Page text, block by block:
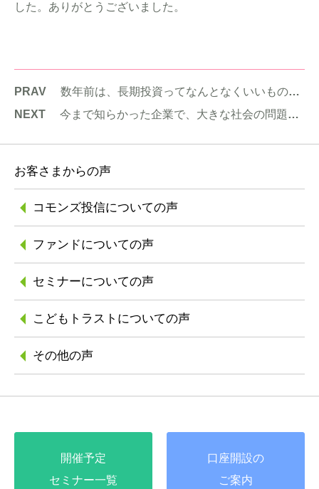
した。ありがとうございました。
PRAV
数年前は、長期投資ってなんとなくいいものだ、くらいの認識でしたが、今では、なぜ良いのか、ということが自分のなかでかなり明確になってきた気がします。
NEXT
今まで知らかった企業で、大きな社会の問題に取組み成長していくところに共感しました。
お客さまからの声
コモンズ投信についての声
ファンドについての声
セミナーについての声
こどもトラストについての声
その他の声
開催予定
セミナー一覧
口座開設の
ご案内